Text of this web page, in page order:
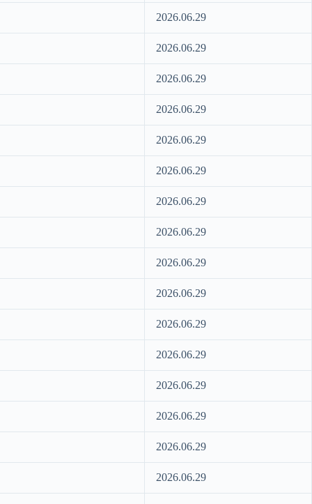
2026.06.29
2026.06.29
2026.06.29
2026.06.29
2026.06.29
2026.06.29
2026.06.29
2026.06.29
2026.06.29
2026.06.29
2026.06.29
2026.06.29
2026.06.29
2026.06.29
2026.06.29
2026.06.29